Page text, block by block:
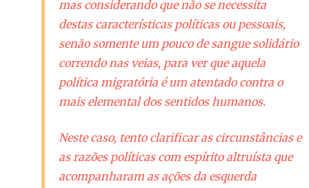
mas considerando que não se necessita
destas características políticas ou pessoais,
senão somente um pouco de sangue solidário
correndo nas veias, para ver que aquela
política migratória é um atentado contra o
mais elemental dos sentidos humanos.
Neste caso, tento clarificar as circunstâncias e
as razões políticas com espírito altruísta que
acompanharam as ações da esquerda